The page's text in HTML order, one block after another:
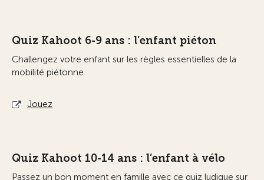
Quiz Kahoot 6-9 ans : l’enfant piéton
Challengez votre enfant sur les règles essentielles de la
mobilité piétonne
Jouez
Quiz Kahoot 10-14 ans : l’enfant à vélo
Passez un bon moment en famille avec ce quiz ludique sur